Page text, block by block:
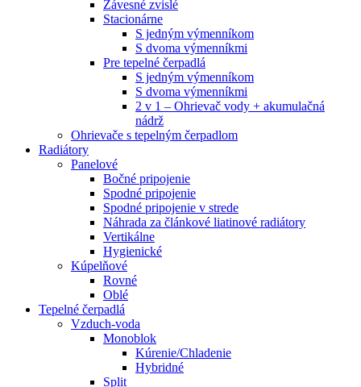
Závesné zvislé
Stacionárne
S jedným výmenníkom
S dvoma výmenníkmi
Pre tepelné čerpadlá
S jedným výmenníkom
S dvoma výmenníkmi
2 v 1 – Ohrievač vody + akumulačná
nádrž
Ohrievače s tepelným čerpadlom
Radiátory
Panelové
Bočné pripojenie
Spodné pripojenie
Spodné pripojenie v strede
Náhrada za článkové liatinové radiátory
Vertikálne
Hygienické
Kúpelňové
Rovné
Oblé
Tepelné čerpadlá
Vzduch-voda
Monoblok
Kúrenie/Chladenie
Hybridné
Split